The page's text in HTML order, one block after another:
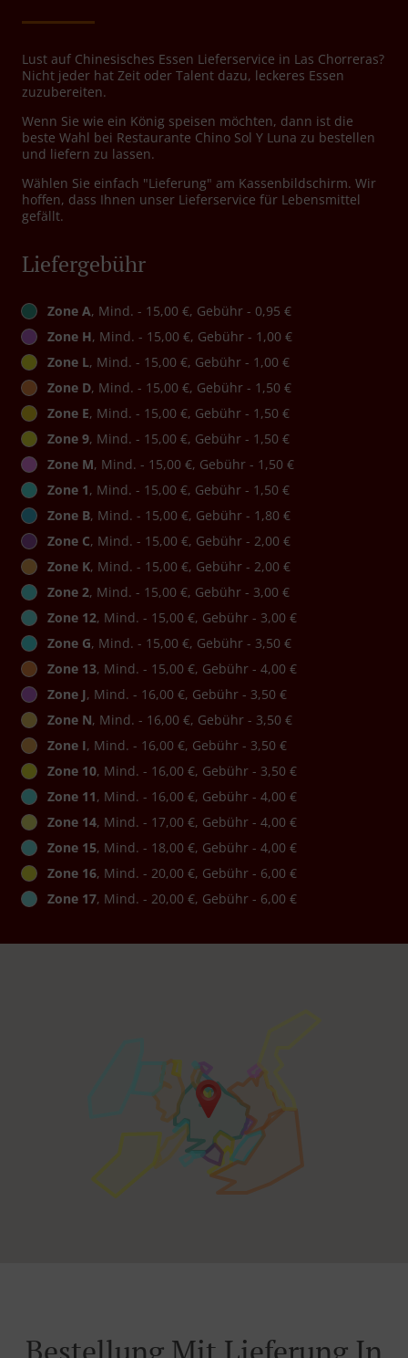
Lust auf Chinesisches Essen Lieferservice in Las Chorreras?
Nicht jeder hat Zeit oder Talent dazu, leckeres Essen
zuzubereiten.
Wenn Sie wie ein König speisen möchten, dann ist die
beste Wahl bei Restaurante Chino Sol Y Luna zu bestellen
und liefern zu lassen.
Wählen Sie einfach "Lieferung" am Kassenbildschirm. Wir
hoffen, dass Ihnen unser Lieferservice für Lebensmittel
gefällt.
Liefergebühr
Zone A, Mind. - 15,00 €, Gebühr - 0,95 €
Zone H, Mind. - 15,00 €, Gebühr - 1,00 €
Zone L, Mind. - 15,00 €, Gebühr - 1,00 €
Zone D, Mind. - 15,00 €, Gebühr - 1,50 €
Zone E, Mind. - 15,00 €, Gebühr - 1,50 €
Zone 9, Mind. - 15,00 €, Gebühr - 1,50 €
Zone M, Mind. - 15,00 €, Gebühr - 1,50 €
Zone 1, Mind. - 15,00 €, Gebühr - 1,50 €
Zone B, Mind. - 15,00 €, Gebühr - 1,80 €
Zone C, Mind. - 15,00 €, Gebühr - 2,00 €
Zone K, Mind. - 15,00 €, Gebühr - 2,00 €
Zone 2, Mind. - 15,00 €, Gebühr - 3,00 €
Zone 12, Mind. - 15,00 €, Gebühr - 3,00 €
Zone G, Mind. - 15,00 €, Gebühr - 3,50 €
Zone 13, Mind. - 15,00 €, Gebühr - 4,00 €
Zone J, Mind. - 16,00 €, Gebühr - 3,50 €
Zone N, Mind. - 16,00 €, Gebühr - 3,50 €
Zone I, Mind. - 16,00 €, Gebühr - 3,50 €
Zone 10, Mind. - 16,00 €, Gebühr - 3,50 €
Zone 11, Mind. - 16,00 €, Gebühr - 4,00 €
Zone 14, Mind. - 17,00 €, Gebühr - 4,00 €
Zone 15, Mind. - 18,00 €, Gebühr - 4,00 €
Zone 16, Mind. - 20,00 €, Gebühr - 6,00 €
Zone 17, Mind. - 20,00 €, Gebühr - 6,00 €